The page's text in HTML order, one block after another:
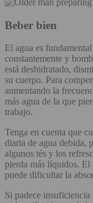
Beber bien
El agua es
constantemente y
está deshidratado,
su cuerpo. Para
aumentando la
más agua de la que
trabajo.
Tenga en cuenta que
diaria de agua debida,
algunos tés y los
pierda más líquidos. El
puede dificultar la
Si padece